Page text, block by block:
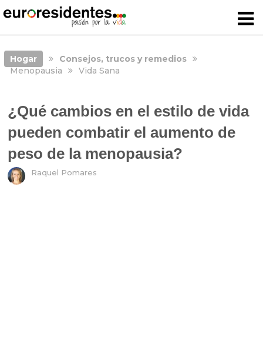
Hogar
Consejos, trucos y remedios
Menopausia
Vida Sana
¿Qué cambios en el estilo de vida
pueden combatir el aumento de
peso de la menopausia?
Raquel Pomares